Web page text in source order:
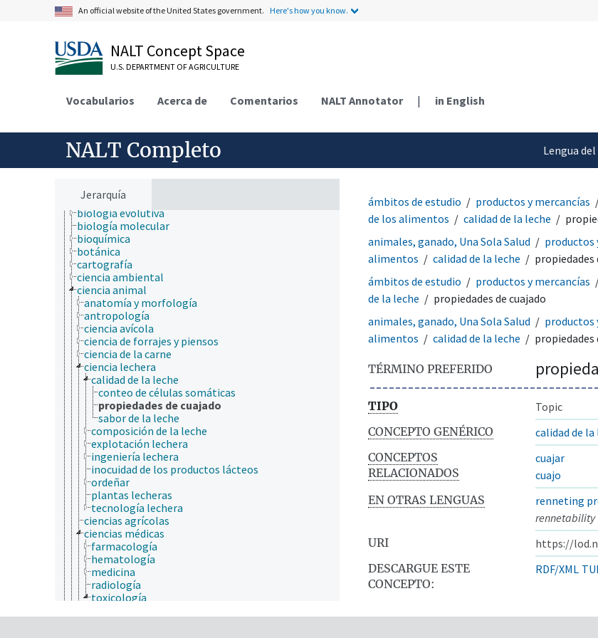
An official website of the United States government. Here's how you know.
NALT Concept Space
U.S. DEPARTMENT OF AGRICULTURE
Vocabularios Acerca de Comentarios NALT Annotator | in English
NALT Completo
Lengua del
Jerarquía
ámbitos de estudio
aerobiología
ambiente
apicultura
bioinformática
biología de los insectos
biología estructural
biología evolutiva
biología molecular
bioquímica
botánica
cartografía
ciencia ambiental
ciencia animal
anatomía y morfología
antropología
ciencia avícola
ciencia de forrajes y piensos
ciencia de la carne
ciencia lechera
calidad de la leche
conteo de células somáticas
propiedades de cuajado
sabor de la leche
composición de la leche
explotación lechera
ingeniería lechera
inocuidad de los productos lácteos
ordeñar
plantas lecheras
tecnología lechera
ciencias agrícolas
ciencias médicas
farmacología
hematología
medicina
radiología
toxicología
ámbitos de estudio productos y mercancías
de los alimentos
calidad de la leche
animales, ganado, Una Sola Salud productos
alimentos
calidad de la leche
propiedades
ámbitos de estudio
productos y mercancías
de la leche
propiedades de cuajado
animales, ganado, Una Sola Salud
productos
alimentos
calidad de la leche propiedades
TÉRMINO PREFERIDO
TIPO
Topic
CONCEPTO GENÉRICO
calidad de la
CONCEPTOS
RELACIONADOS
cuajar
cuajo
EN OTRAS LENGUAS
renneting
rennetability
URI
https://
DESCARGUE ESTE
CONCEPTO:
RDF/XML